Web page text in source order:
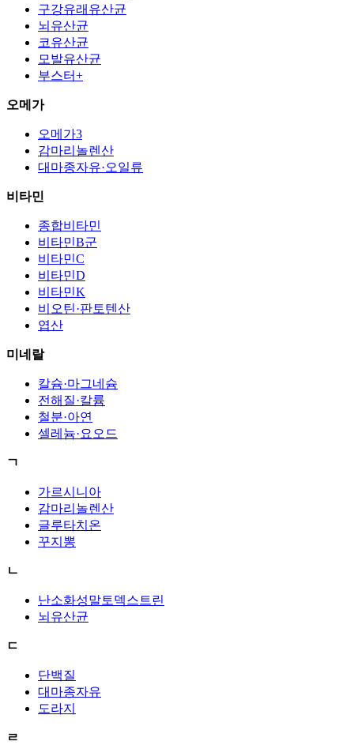
구강유래유산균
뇌유산균
코유산균
모발유산균
부스터+
오메가
오메가3
감마리놀렌산
대마종자유·오일류
비타민
종합비타민
비타민B군
비타민C
비타민D
비타민K
비오틴·판토텐산
엽산
미네랄
칼슘·마그네슘
전해질·칼륨
철분·아연
셀레늄·요오드
ㄱ
가르시니아
감마리놀렌산
글루타치온
꾸지뽕
ㄴ
난소화성말토덱스트린
뇌유산균
ㄷ
단백질
대마종자유
도라지
ㄹ